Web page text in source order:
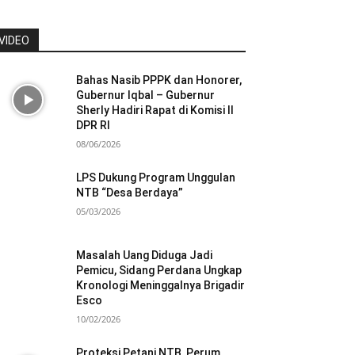
Bahas Nasib PPPK dan Honorer,
Gubernur Iqbal – Gubernur
Sherly Hadiri Rapat di Komisi II
DPR RI
08/06/2026
LPS Dukung Program Unggulan
NTB “Desa Berdaya”
05/03/2026
Masalah Uang Diduga Jadi
Pemicu, Sidang Perdana Ungkap
Kronologi Meninggalnya Brigadir
Esco
10/02/2026
Proteksi Petani NTB, Perum